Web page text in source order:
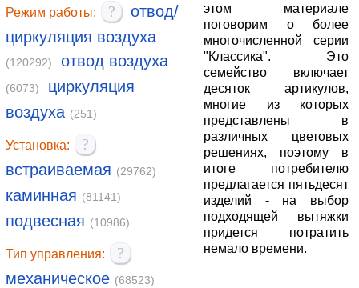
Режим работы: ?
отвод/
циркуляция воздуха
(120292) отвод воздуха
(6073)
циркуляция
воздуха (251)
Установка:
?
встраиваемая (29762)
каминная (81141)
подвесная (10986)
Тип управления:
?
механическое (68523)
этом материале
поговорим о более
многочисленной серии
"Классика". Это
семейство включает
десяток артикулов,
многие из которых
представлены в
различных цветовых
решениях, поэтому в
итоге потребителю
предлагается пятьдесят
изделий - на выбор
подходящей вытяжки
придется потратить
немало времени.